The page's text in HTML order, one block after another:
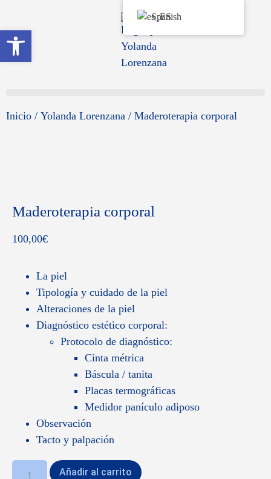
Inicio / Yolanda Lorenzana / Maderoterapia corporal
Maderoterapia corporal
100,00€
La piel
Tipología y cuidado de la piel
Alteraciones de la piel
Diagnóstico estético corporal:
Protocolo de diagnóstico:
Cinta métrica
Báscula / tanita
Placas termográficas
Medidor panículo adiposo
Observación
Tacto y palpación
Añadir al carrito
Spanish
Abrir barra de herramientas